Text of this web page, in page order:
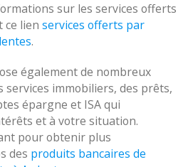
sur les services offerts
ce lien services offerts par
.
également de nombreux
services immobiliers, des prêts,
épargne et ISA qui
et à votre situation.
pour obtenir plus
des produits bancaires de